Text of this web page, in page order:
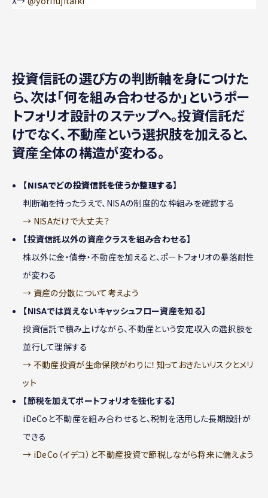
投資信託の選び方の判断軸を身につけた
ら、次は「何を組み合わせるか」というポー
トフォリオ設計のステップへ。投資信託だ
けでなく、不動産という選択肢を加えると、
資産全体の構造が変わる。
【NISAでどの投資信託を使うか整理する】
判断軸を持ったうえで、NISAの制度的な枠組みを確認する
→ NISAだけで大丈夫？
【投資信託以外の資産クラスを組み合わせる】
株以外に金・債券・不動産を加えると、ポートフォリオの暴落耐性
が変わる
→ 資産の分散について考えよう
【NISAでは買えないキャッシュフロー資産を知る】
投資信託で積み上げながら、不動産という安定収入の選択肢を
並行して理解する
→ 不動産投資が生命保険がわりに！知っておきたいリスクとメリ
ット
【節税を加えてポートフォリオを強化する】
iDeCoと不動産を組み合わせると、税制を活用した長期設計が
できる
→ iDeCo（イデコ）と不動産投資で節税しながら将来に備えよう